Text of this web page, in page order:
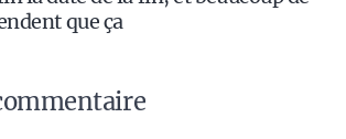
que ça